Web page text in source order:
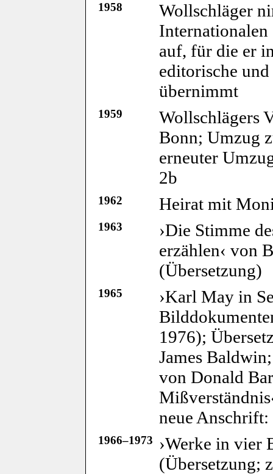
1958
Wollschläger
auf, für die er
editorische
übernimmt
1959
Wollschlägers
Bonn; Umzug
erneuter
2b
1962 Heirat mit
1963
›Die Stimme
erzählen‹ von
(Übersetzung)
1965
›Karl May in
1976);
James
von Donald
neue
1966–1973
›Werke in vier
(Übersetzung;